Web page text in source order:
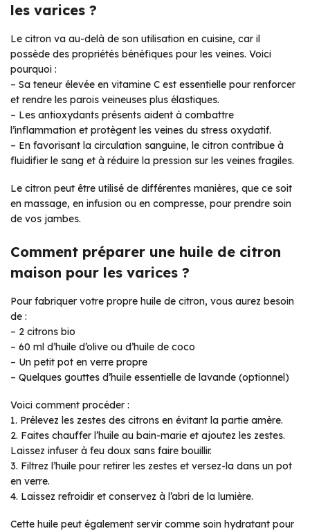
les varices ?
Le citron va au-delà de son utilisation en cuisine, car il
possède des propriétés bénéfiques pour les veines. Voici
pourquoi :
– Sa teneur élevée en vitamine C est essentielle pour renforcer
et rendre les parois veineuses plus élastiques.
– Les antioxydants présents aident à combattre
l’inflammation et protègent les veines du stress oxydatif.
– En favorisant la circulation sanguine, le citron contribue à
fluidifier le sang et à réduire la pression sur les veines fragiles.
Le citron peut être utilisé de différentes manières, que ce soit
en massage, en infusion ou en compresse, pour prendre soin
de vos jambes.
Comment préparer une huile de citron
maison pour les varices ?
Pour fabriquer votre propre huile de citron, vous aurez besoin
de :
– 2 citrons bio
– 60 ml d’huile d’olive ou d’huile de coco
– Un petit pot en verre propre
– Quelques gouttes d’huile essentielle de lavande (optionnel)
Voici comment procéder :
1. Prélevez les zestes des citrons en évitant la partie amère.
2. Faites chauffer l’huile au bain-marie et ajoutez les zestes.
Laissez infuser à feu doux sans faire bouillir.
3. Filtrez l’huile pour retirer les zestes et versez-la dans un pot
en verre.
4. Laissez refroidir et conservez à l’abri de la lumière.
Cette huile peut également servir comme soin hydratant pour